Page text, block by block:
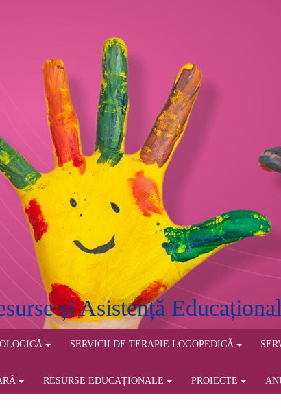
și Asistență
SERVICII DE TERAPIE LOGOPEDICĂ
RESURSE EDUCAȚIONALE PROIECTE